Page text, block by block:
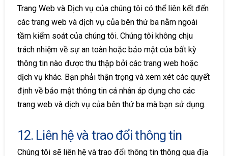
Trang Web và Dịch vụ của chúng tôi có thể liên kết đến
các trang web và dịch vụ của bên thứ ba nằm ngoài
tầm kiểm soát của chúng tôi. Chúng tôi không chịu
trách nhiệm về sự an toàn hoặc bảo mật của bất kỳ
thông tin nào được thu thập bởi các trang web hoặc
dịch vụ khác. Bạn phải thận trọng và xem xét các quyết
định về bảo mật thông tin cá nhân áp dụng cho các
trang web và dịch vụ của bên thứ ba mà bạn sử dụng.
12. Liên hệ và trao đổi thông tin
Chúng tôi sẽ liên hệ và trao đổi thông tin thông qua địa